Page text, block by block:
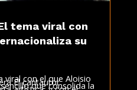
tema viral con
su
viral con el que Aloisio
El cantautor
que consolida la